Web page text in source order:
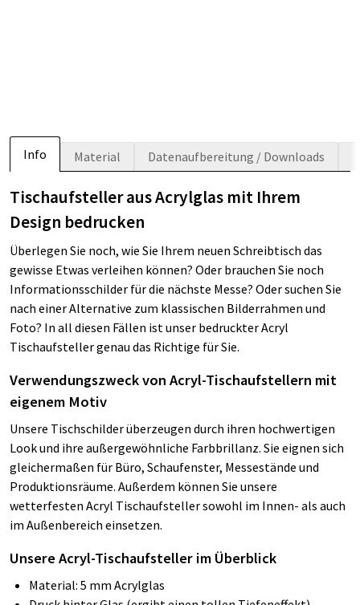
Info Material Datenaufbereitung / Downloads
Tischaufsteller aus Acrylglas mit Ihrem
Design bedrucken
Überlegen Sie noch, wie Sie Ihrem neuen Schreibtisch das
gewisse Etwas verleihen können? Oder brauchen Sie noch
Informationsschilder für die nächste Messe? Oder suchen Sie
nach einer Alternative zum klassischen Bilderrahmen und
Foto? In all diesen Fällen ist unser bedruckter Acryl
Tischaufsteller genau das Richtige für Sie.
Verwendungszweck von Acryl-Tischaufstellern mit
eigenem Motiv
Unsere Tischschilder überzeugen durch ihren hochwertigen
Look und ihre außergewöhnliche Farbbrillanz. Sie eignen sich
gleichermaßen für Büro, Schaufenster, Messestände und
Produktionsräume. Außerdem können Sie unsere
wetterfesten Acryl Tischaufsteller sowohl im Innen- als auch
im Außenbereich einsetzen.
Unsere Acryl-Tischaufsteller im Überblick
Material: 5 mm Acrylglas